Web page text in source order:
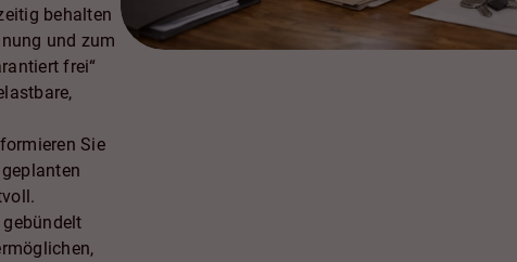
behalten
und zum
frei“
Sie